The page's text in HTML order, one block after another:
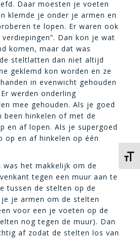
Daar moesten je voeten
klemde je onder je armen en
te lopen. Er waren ook
Dan kon je wat
komen, maar dat was
steltlatten dan niet altijd
geklemd kon worden en ze
in evenwicht gehouden
werden onderling
mee gehouden. Als je goed
been hinkelen of met de
en af lopen. Als je supergoed
op en af hinkelen op één
het makkelijk om de
tegen een muur aan te
tussen de stelten op de
je armen om de stelten
voor een je voeten op de
nog tegen de muur). Dan
af zodat de stelten los van